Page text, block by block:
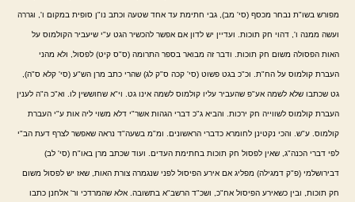
מפורש בשו"ת נבחר מכסף (סי' מב), גבי חתימת עד אחד שטעה וכתב נו"ן סופית במקום ו', וגררה
ועשה ממנה ו', דהוי חק תוכות. ועדיין יש לדון אם אפשר להכשיר הגט ע"י שיעביר הקולמוס על
האות הפסולה משום חק תוכות. ודבר זה מבואר בספר התרומה (ס"ס קיט) לפסול, ולא מהני
העברת קולמוס על הח"ת. וכ"כ בגט פשוט (סי' קכה ס"ק לג) שהרי כתב מרן הש"ע (סי' קלא ס"ה),
גט שכתבו שלא לשמה אע"פ שהעביר עליו קולמוס לשמה אינו גט. וי"א שחוששין לו. וא"כ ה"ה לענין
העברת קולמוס לשווייה חק ירכות. והביא ג"כ דברי הגהות אשר"י דלא משוי ליה אות ע"י העברת
קולמוס. ע"ש. והכי נקטינן לחומרא כדברי הראשונים. ומ"מ בשעה"ד נראה שאפשר לצרף דעת הב"י
לפי דברי הכנה"ג, שאין לפסול חק תוכות בחתימת העדים. ועוד שכתב מרן באו"ח (סי' לב)
דבירושלמי (פ"ק דמגילה) מפליג אם אירע הפיסול לפני שנגמרה צורת האות, שאז יש לפסול משום
חק תוכות, ובין כשאירע הפיסול אח"כ, ושכ"ד הרשב"א בתשובה. אלא שהמרדכי ור' אלחנן כתבו